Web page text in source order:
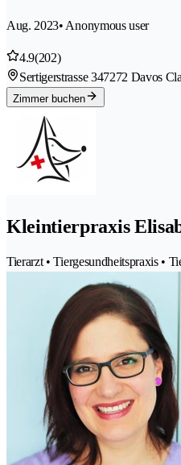
Aug. 2023• Anonymous user
4.9(202)
Sertigerstrasse 347272 Davos
Zimmer buchen
Kleintierpraxis
Tierarzt • Tiergesundheitspraxis •